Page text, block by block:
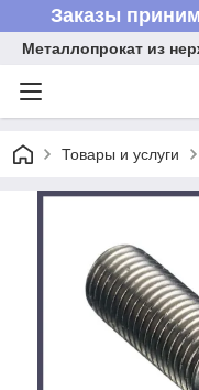
Заказы
Металлопрокат из
Товары и услуги